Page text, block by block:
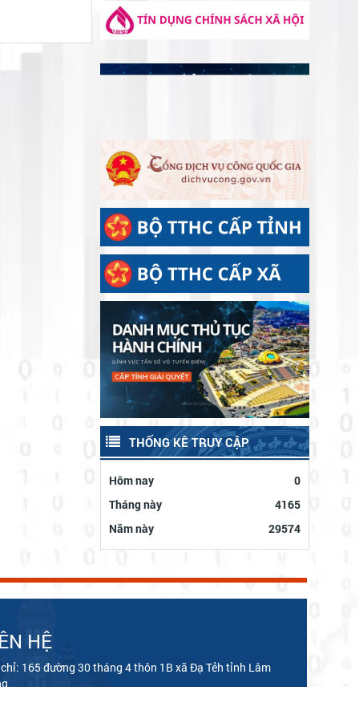
NGÀY THƯƠNG BINH - LIỆT SĨ
LIỆT SĨ
SÁCH NHÂN KỶ NIỆM 79 NĂM NGÀY
THỐNG KÊ TRUY CẬP
Hôm nay
0
Tháng này
4165
Năm này
29574
HỆ
165 đường 30 tháng 4 thôn 1B xã Đạ Tẻh tỉnh Lâm